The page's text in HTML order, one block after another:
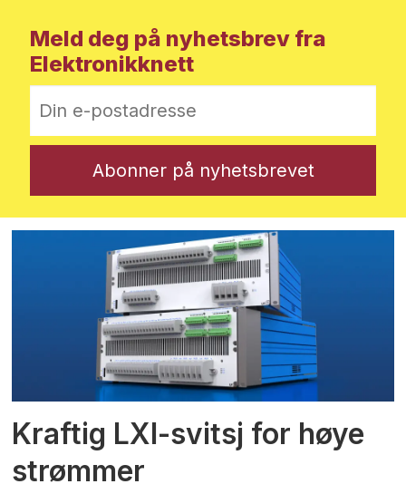
Meld deg på nyhetsbrev fra
Elektronikknett
Kraftig LXI-svitsj for høye
strømmer